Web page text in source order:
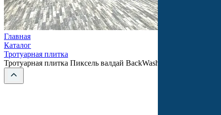
Главная
Каталог
Тротуарная плитка
Тротуарная плитка Пиксель валдай BackWash SteinRus 80 мм